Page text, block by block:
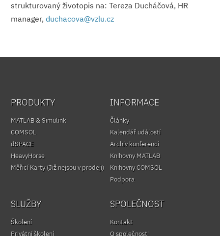
strukturovaný životopis na: Tereza Ducháčová, HR
manager,duchacova@vzlu.cz
PRODUKTY
MATLAB & Simulink
COMSOL
dSPACE
HeavyHorse
Měřicí Karty (Již nejsou v prodeji)
INFORMACE
Články
Kalendář událostí
Archiv konferencí
Knihovny MATLAB
Knihovny COMSOL
Podpora
SLUŽBY
Školení
Privátní školení
SPOLEČNOST
Kontakt
O společnosti